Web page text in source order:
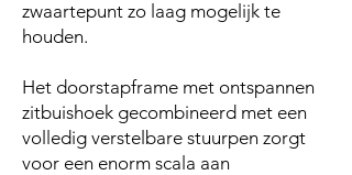
zwaartepunt zo laag mogelijk te
houden.
Het doorstapframe met ontspannen
zitbuishoek gecombineerd met een
volledig verstelbare stuurpen zorgt
voor een enorm scala aan